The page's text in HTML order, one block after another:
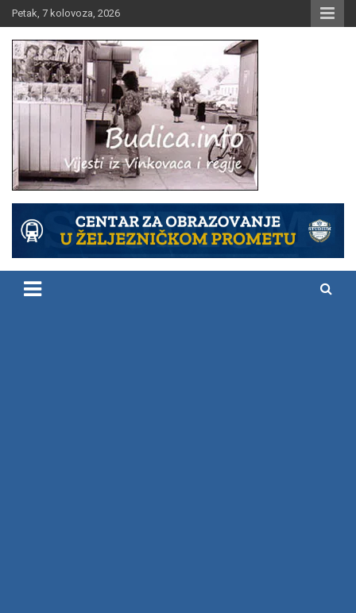
Skip
to
content
Petak, 7 kolovoza, 2026
Budica.info